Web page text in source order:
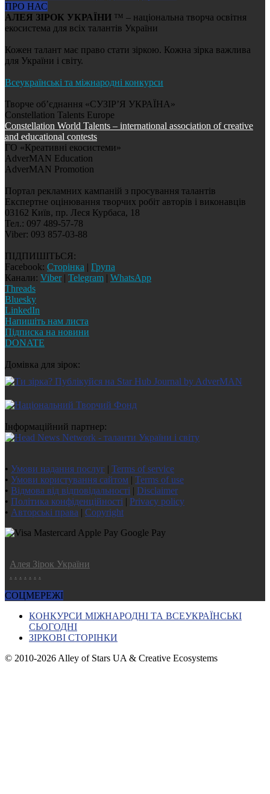
ПРО НАС
АЛЕЯ ЗІРОК УКРАЇНИ ™ – національна творча освітня
екосистема для всіх талантів України
Кожен талант має право стати зіркою. Кожна зірка важлива
для України і світу.
Всеукраїнські та міжнародні конкурси
Творче об’єднання «СУЗІР’Я УКРАЇНА»
Constellation Talents Europe
Constellation World Talents – international association of creative
and educational contests
ГО «Креативні екосистеми»
AdverMAN Education
AdverMAN Promotion
Портал рекламних кампаній з просування талантів
Експертне оцінювання творчих робіт авторів і виконавців
03162 Київ, пр. Леся Курбаса, 18
Тел.: 097 489-57-78
Viber: 093 857-03-88
ПІДПИШІТЬСЯ:
Facebook: Сторінка | Група
Канали: Viber| Telegram | WhatsApp
Threads
Bluesky
LinkedIn
Напишіть нам листа
Підписка на новини
DONATE
Домівка для зірок:
Інформаційний партнер:
• Умови надання послуг | Terms of service
• Умови користування сайтом | Terms of use
• Відмова від відповідальності | Disclaimer
• Політика конфіденційності | Privacy policy
• Авторські права | Copyright
Алея Зірок України
. . . . . . .
СОЦМЕРЕЖІ
КОНКУРСИ МІЖНАРОДНІ ТА ВСЕУКРАЇНСЬКІ
СЬОГОДНІ
ЗІРКОВІ СТОРІНКИ
© 2010-2026 Alley of Stars UA & Creative Ecosystems